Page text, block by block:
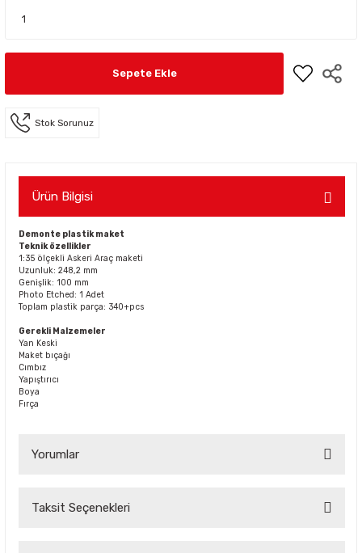
Sepete Ekle
Stok Sorunuz
Ürün Bilgisi
Demonte plastik maket
Teknik özellikler
1:35 ölçekli Askeri Araç maketi
Uzunluk: 248,2 mm
Genişlik: 100 mm
Photo Etched: 1 Adet
Toplam plastik parça: 340+pcs
Gerekli Malzemeler
Yan Keski
Maket bıçağı
Cımbız
Yapıştırıcı
Boya
Fırça
Yorumlar
Taksit Seçenekleri